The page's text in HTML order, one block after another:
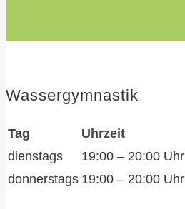
Wassergymnastik
Tag
Uhrzeit
dienstags
19:00 – 20:00 Uhr
donnerstags 19:00 – 20:00 Uhr